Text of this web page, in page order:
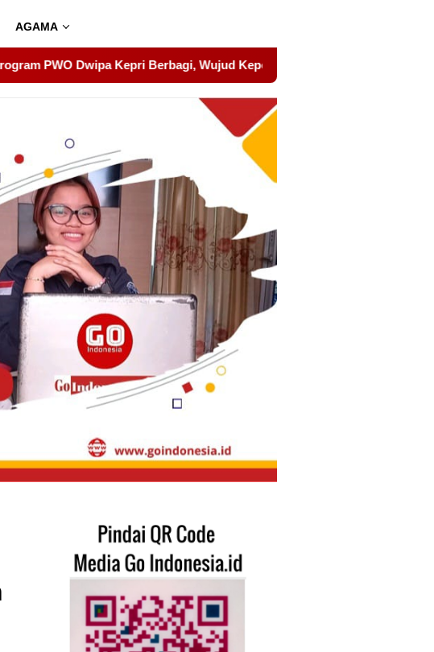
AGAMA
Wujud Kepedulian kepada Pondok Tahfidz Yatim dan Dhuafa Al-Aqsho